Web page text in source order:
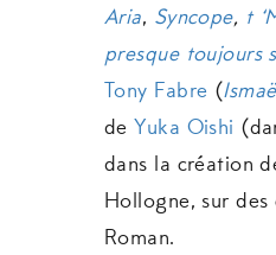
Aria, Syncope, t
presque toujours
Tony Fabre (
de Yuka Oishi
dans la création
Hollogne, sur
Roman.